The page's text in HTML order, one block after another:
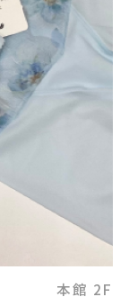
本館 2F